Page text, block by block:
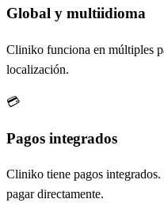
Global y multiidioma
Cliniko funciona en múltiples
localización.
💳
Pagos integrados
Cliniko tiene pagos
pagar directamente.